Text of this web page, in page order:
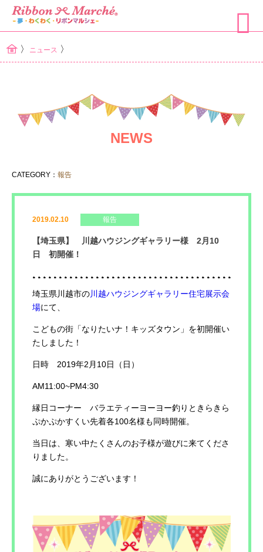
〉 ニュース 〉
NEWS
CATEGORY： 報告
2019.02.10 報告
【埼玉県】 川越ハウジングギャラリー様 2月10
日 初開催！
埼玉県川越市の川越ハウジングギャラリー住宅展示会
場にて、
こどもの街「なりたいナ！キッズタウン」を初開催い
たしました！
日時 2019年2月10日（日）
AM11:00~PM4:30
縁日コーナー バラエティーヨーヨー釣りときらきら
ぷかぷかすくい先着各100名様も同時開催。
当日は、寒い中たくさんのお子様が遊びに来てくださ
りました。
誠にありがとうございます！